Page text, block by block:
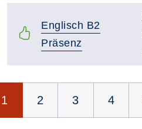
Englisch B2
Präsenz
1 2 3 4